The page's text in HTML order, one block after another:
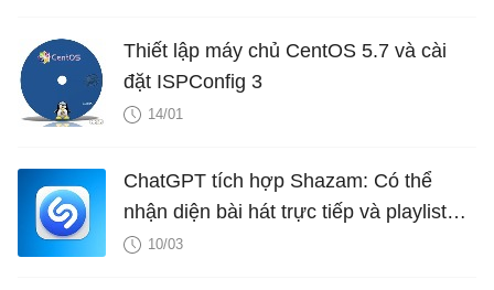
Thiết lập máy chủ CentOS 5.7 và cài
đặt ISPConfig 3
14/01
ChatGPT tích hợp Shazam: Có thể
nhận diện bài hát trực tiếp và playlist
ngay trong ứng dụng
10/03